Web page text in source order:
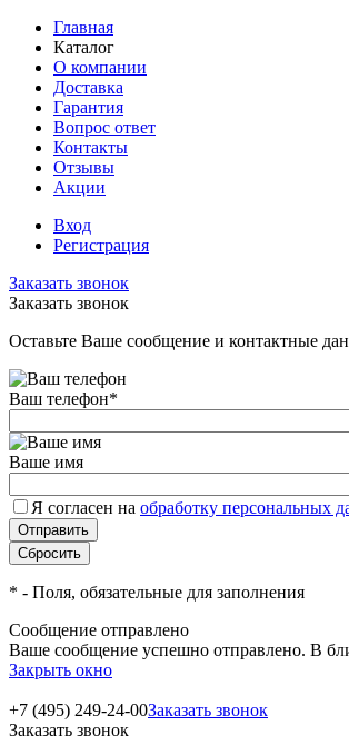
Главная
Каталог
О компании
Доставка
Гарантия
Вопрос ответ
Контакты
Отзывы
Акции
Вход
Регистрация
Заказать звонок
Заказать звонок
Оставьте Ваше сообщение и контактные
Ваш телефон*
Ваше имя
Я согласен на обработку персональных
* - Поля, обязательные для заполнения
Сообщение отправлено
Ваше сообщение успешно отправлено. В
Закрыть окно
+7 (495) 249-24-00Заказать звонок
Заказать звонок